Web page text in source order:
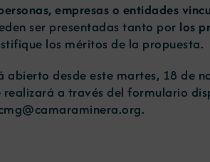
empresas o entidades
ser presentadas tanto por los
los méritos de la propuesta.
desde este martes, 18 de
realizará a través del formulario